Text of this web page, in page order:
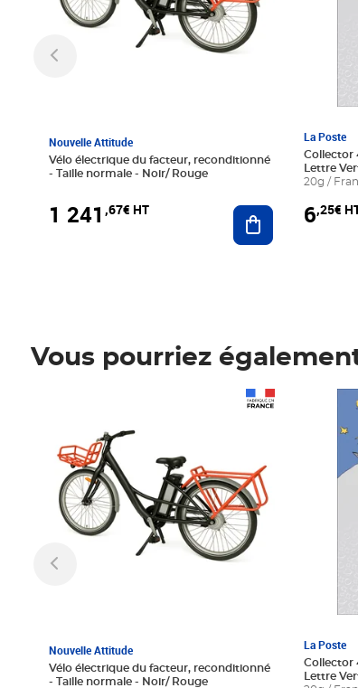
Nouvelle Attitude
Vélo électrique du facteur, reconditionné
- Taille normale - Noir/ Rouge
1 241 ,67€ HT Ajouter au
La Poste
Collector
Lettre
20g /
6,25€
Vous pourriez
Nouvelle Attitude
Vélo électrique du facteur, reconditionné
- Taille normale - Noir/ Rouge
La Poste
Collector
Lettre
Prix